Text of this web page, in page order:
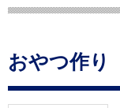
おやつ作り